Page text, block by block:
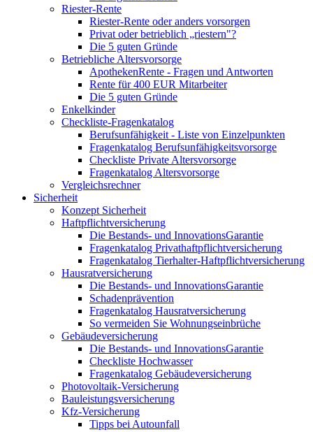
Riester-Rente
Riester-Rente oder anders vorsorgen
Privat oder betrieblich „riestern"?
Die 5 guten Gründe
Betriebliche Altersvorsorge
ApothekenRente - Fragen und Antworten
Rente für 400 EUR Mitarbeiter
Die 5 guten Gründe
Enkelkinder
Checkliste-Fragenkatalog
Berufsunfähigkeit - Liste von Einzelpunkten
Fragenkatalog Berufsunfähigkeitsvorsorge
Checkliste Private Altersvorsorge
Fragenkatalog Altersvorsorge
Vergleichsrechner
Sicherheit
Konzept Sicherheit
Haftpflichtversicherung
Die Bestands- und InnovationsGarantie
Fragenkatalog Privathaftpflichtversicherung
Fragenkatalog Tierhalter-Haftpflichtversicherung
Hausratversicherung
Die Bestands- und InnovationsGarantie
Schadenprävention
Fragenkatalog Hausratversicherung
So vermeiden Sie Wohnungseinbrüche
Gebäudeversicherung
Die Bestands- und InnovationsGarantie
Checkliste Hochwasser
Fragenkatalog Gebäudeversicherung
Photovoltaik-Versicherung
Bauleistungsversicherung
Kfz-Versicherung
Tipps bei Autounfall